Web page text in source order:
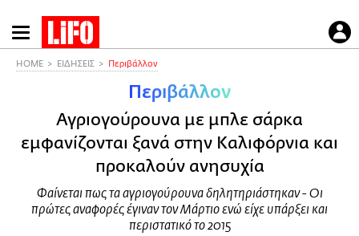
Παράκαμψη
προς
HOME ΕΙΔΗΣΕΙΣ Περιβάλλον
Περιβάλλον
Αγριογούρουνα με μπλε σάρκα
εμφανίζονται ξανά στην Καλιφόρνια και
προκαλούν ανησυχία
Φαίνεται πως τα αγριογούρουνα δηλητηριάστηκαν - Οι
πρώτες αναφορές έγιναν τον Μάρτιο ενώ είχε υπάρξει και
περιστατικό το 2015